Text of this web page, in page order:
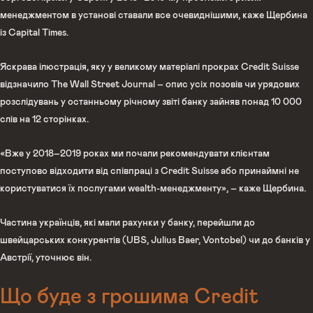
менеджментом в установі ставали все очевиднішими, каже Щербина
із Capital Times.
Яскрава ілюстрація, яку у великому матеріалі прокрах Credit Suisse
відзначило The Wall Street Journal – опис усіх позовів чи урядових
розслідувань у останньому річному звіті банку зайняв понад 10 000
слів на 12 сторінках.
«Вже у 2018–2019 роках ми почали рекомендувати клієнтам
поступово відходити від співпраці з Credit Suisse або принаймні не
користуватися їх послугами wealth-менеджменту», – каже Щербина.
Частина українців, які мали рахунки у банку, перейшли до
швейцарських конкурентів (UBS, Julius Baer, Vontobel) чи до банків у
Австрії, уточнює він.
Що буде з грошима Credit